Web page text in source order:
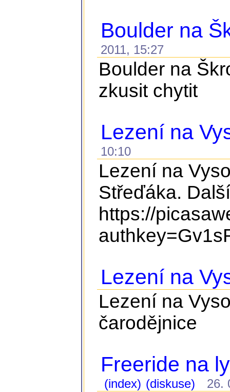
Boulder na
2011, 15:27
Boulder na
zkusit chytit
Lezení na
10:10
Lezení na
Střeďáka.
https://
Lezení na
Lezení na
čarodějnice
Freeride na
(index) (diskuse) 26.